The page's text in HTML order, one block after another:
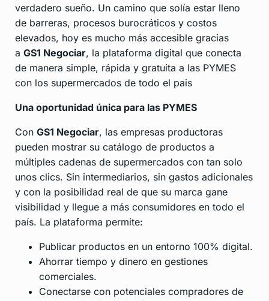
verdadero sueño. Un camino que solía estar lleno
de barreras, procesos burocráticos y costos
elevados, hoy es mucho más accesible gracias
a GS1 Negociar, la plataforma digital que conecta
de manera simple, rápida y gratuita a las PYMES
con los supermercados de todo el pais
Una oportunidad única para las PYMES
Con GS1 Negociar, las empresas productoras
pueden mostrar su catálogo de productos a
múltiples cadenas de supermercados con tan solo
unos clics. Sin intermediarios, sin gastos adicionales
y con la posibilidad real de que su marca gane
visibilidad y llegue a más consumidores en todo el
país. La plataforma permite:
Publicar productos en un entorno 100% digital.
Ahorrar tiempo y dinero en gestiones
comerciales.
Conectarse con potenciales compradores de